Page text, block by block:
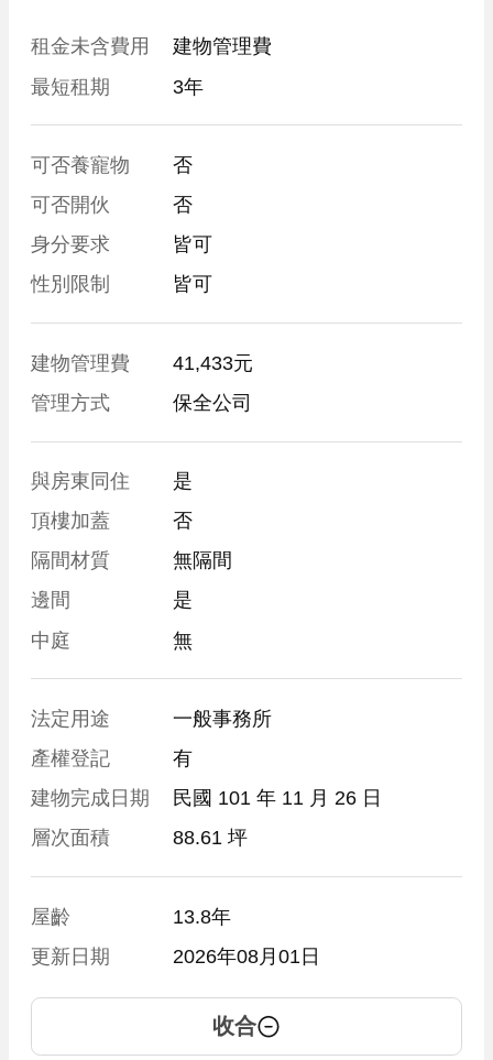
租金未含費用
建物管理費
最短租期
3年
可否養寵物
否
可否開伙
否
身分要求
皆可
性別限制
皆可
建物管理費
41,433元
管理方式
保全公司
與房東同住
是
頂樓加蓋
否
隔間材質
無隔間
邊間
是
中庭
無
法定用途
一般事務所
產權登記
有
建物完成日期
民國 101 年 11 月 26 日
層次面積
88.61 坪
屋齡
13.8年
更新日期
2026年08月01日
收合